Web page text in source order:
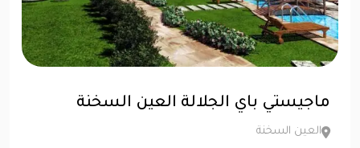
ماجيستي باي الجلالة العين السخنة
العين السخنة